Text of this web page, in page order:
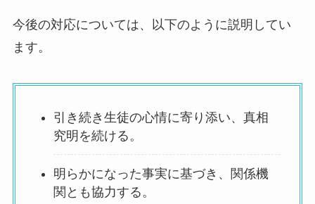
今後の対応については、以下のように説明してい
ます。
引き続き生徒の心情に寄り添い、真相
究明を続ける。
明らかになった事実に基づき、関係機
関とも協力する。